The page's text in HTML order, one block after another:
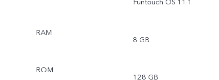
RAM
8 GB
ROM
128 GB